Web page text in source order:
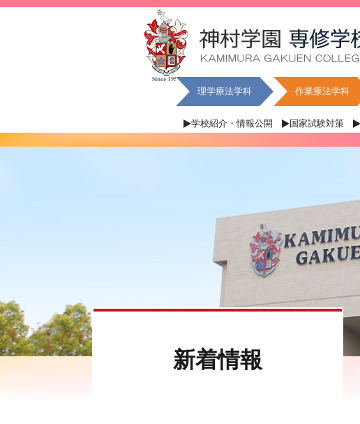
理学療法学科 作業療法学科
学校紹介・情報公開 国家試験対策
新着情報